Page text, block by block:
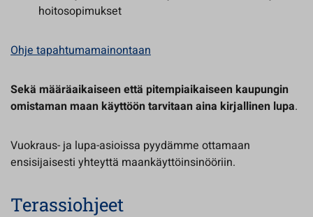
hoitosopimukset
Ohje tapahtumamainontaan
Sekä määräaikaiseen että pitempiaikaiseen kaupungin
omistaman maan käyttöön tarvitaan aina kirjallinen lupa.
Vuokraus- ja lupa-asioissa pyydämme ottamaan
ensisijaisesti yhteyttä maankäyttöinsinööriin.
Terassiohjeet